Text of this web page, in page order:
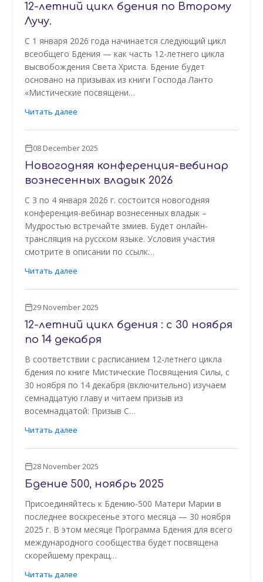
12-летний цикл бдения по Второму
Лучу.
С 1 января 2026 года начинается следующий цикл
всеобщего Бдения — как часть 12-летнего цикла
высвобождения Света Христа. Бдение будет
основано на призывах из книги Господа Ланто
«Мистические посвящени…
Читать далее
08 December 2025
Новогодняя конференция-вебинар
вознесенных владык 2026
С 3 по 4 января 2026 г. состоится новогодняя
конференция-вебинар вознесенных владык –
Мудростью встречайте змиев. Будет онлайн-
трансляция на русском языке. Условия участия
смотрите в описании по ссылк…
Читать далее
29 November 2025
12-летний цикл бдения : с 30 ноября
по 14 декабря
В соответствии с расписанием 12-летнего цикла
бдения по книге Мистические Посвящения Силы, с
30 ноября по 14 декабря (включительно) изучаем
семнадцатую главу и читаем призыв из
восемнадцатой: Призыв С…
Читать далее
28 November 2025
Бдение 500, ноябрь 2025
Присоединяйтесь к Бдению-500 Матери Марии в
последнее воскресенье этого месяца — 30 ноября
2025 г. В этом месяце Программа Бдения для всего
международного сообщества будет посвящена
скорейшему прекращ…
Читать далее